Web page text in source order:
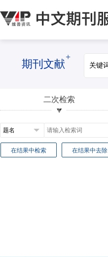
期刊文献
+
二次检索
在结果中检索 在结果中去除